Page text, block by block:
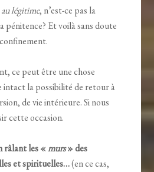
légitime, n’est-ce pas la
pénitence? Et voilà sans doute
ce peut être une chose
intact la possibilité de retour à
de vie intérieure. Si nous
cette occasion.
râlant les «murs» des
et spirituelles…(en ce cas,